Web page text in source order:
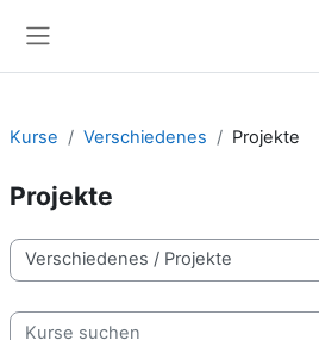
Kurse Verschiedenes Projekte
Projekte
Kursbereiche
Kurse suchen